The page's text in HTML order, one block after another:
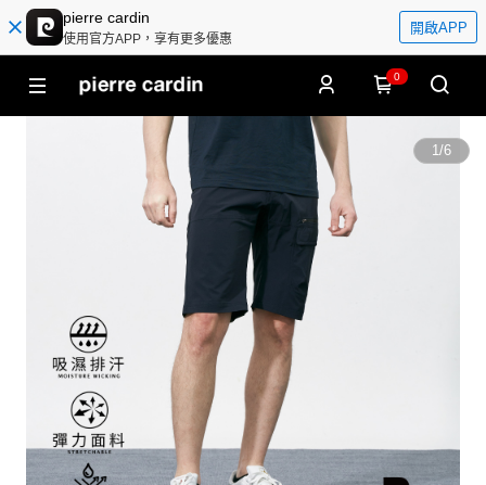
pierre cardin
使用官方APP，享有更多優惠
開啟APP
0
1/6